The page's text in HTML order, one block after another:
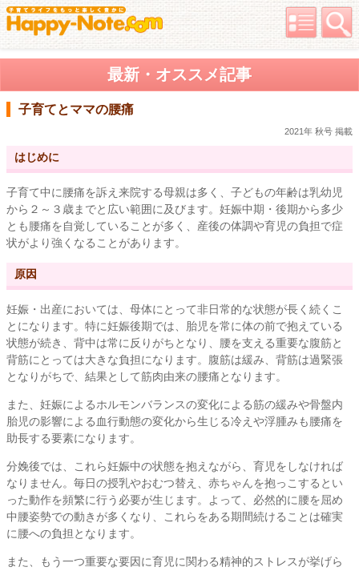
最新・オススメ記事
子育てとママの腰痛
2021年 秋号 掲載
はじめに
子育て中に腰痛を訴え来院する母親は多く、子どもの年齢は乳幼児
から２～３歳までと広い範囲に及びます。妊娠中期・後期から多少
とも腰痛を自覚していることが多く、産後の体調や育児の負担で症
状がより強くなることがあります。
原因
妊娠・出産においては、母体にとって非日常的な状態が長く続くこ
とになります。特に妊娠後期では、胎児を常に体の前で抱えている
状態が続き、背中は常に反りがちとなり、腰を支える重要な腹筋と
背筋にとっては大きな負担になります。腹筋は緩み、背筋は過緊張
となりがちで、結果として筋肉由来の腰痛となります。
また、妊娠によるホルモンバランスの変化による筋の緩みや骨盤内
胎児の影響による血行動態の変化から生じる冷えや浮腫みも腰痛を
助長する要素になります。
分娩後では、これら妊娠中の状態を抱えながら、育児をしなければ
なりません。毎日の授乳やおむつ替え、赤ちゃんを抱っこするとい
った動作を頻繁に行う必要が生じます。よって、必然的に腰を屈め
中腰姿勢での動きが多くなり、これらをある期間続けることは確実
に腰への負担となります。
また、もう一つ重要な要因に育児に関わる精神的ストレスが挙げら